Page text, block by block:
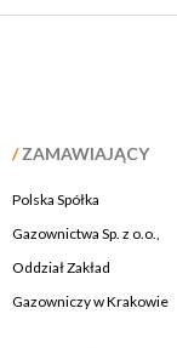
/ZAMAWIAJĄCY
Polska Spółka
Gazownictwa Sp. z o.o.,
Oddział Zakład
Gazowniczy w Krakowie